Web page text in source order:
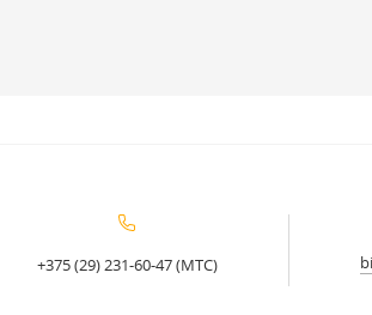
+375 (29) 231-60-47 (МТС)